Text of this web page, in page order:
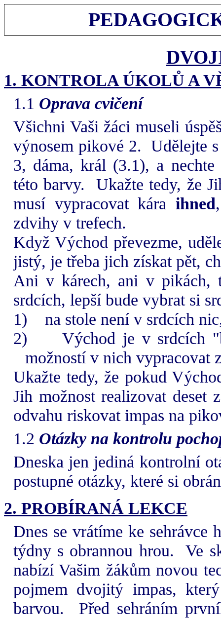
1. KONTROLA ÚKOLŮ A
1.1 Oprava cvičení
Všichni Vaši žáci museli
výnosem pikové 2. Udělejte
3, dáma, král (3.1), a
této barvy.
Ukažte tedy, že
musí vypracovat kára ihned
zdvihy v trefech.
Když Východ převezme,
jistý, je třeba jich získat pět,
Ani v kárech, ani v pikách,
srdcích, lepší bude vybrat si
1)
na stole není v srdcích
2)
Východ je v srdcích
možností v nich vypracovat
Ukažte tedy, že pokud
Jih možnost realizovat deset
odvahu riskovat impas na
1.2 Otázky na kontrolu
Dneska jen jediná kontrolní
postupné otázky, které si
2. PROBÍRANÁ LEKCE
Dnes se vrátíme ke
týdny s obrannou hrou.
Ve
nabízí Vašim žákům novou
pojmem dvojitý impas,
barvou.
Před sehráním